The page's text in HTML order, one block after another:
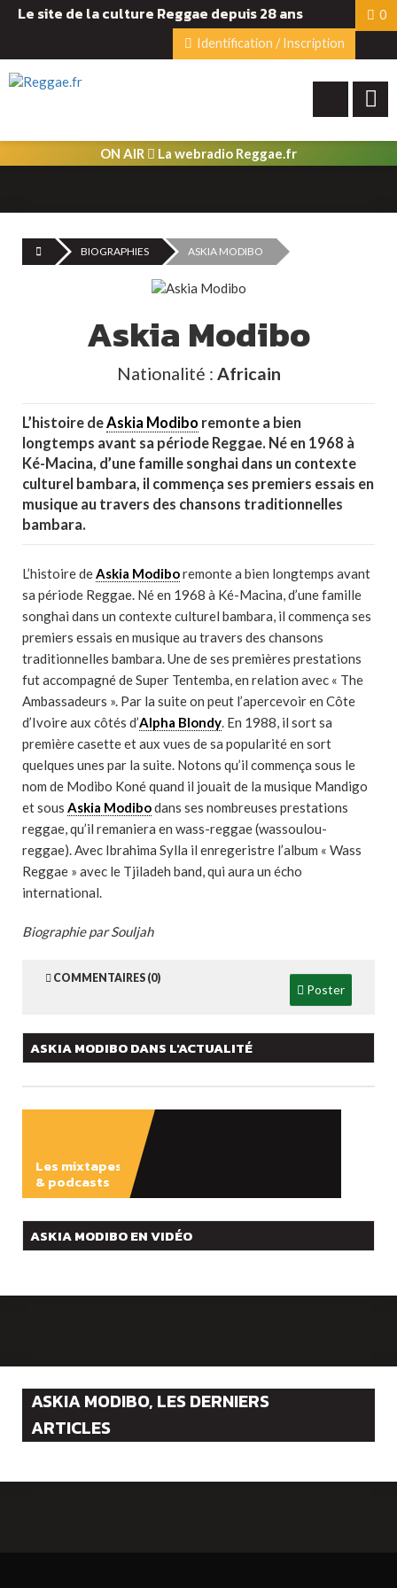
Le site de la culture Reggae depuis 28 ans
0
Identification / Inscription
ON AIR La webradio Reggae.fr
BIOGRAPHIES ASKIA MODIBO
Askia Modibo
Nationalité : Africain
L’histoire deAskia Modibo remonte a bien
longtemps avant sa période Reggae. Né en 1968 à
Ké-Macina, d’une famille songhai dans un contexte
culturel bambara, il commença ses premiers essais en
musique au travers des chansons traditionnelles
bambara.
L’histoire deAskia Modiboremonte a bien longtemps avant
sa période Reggae. Né en 1968 à Ké-Macina, d’une famille
songhai dans un contexte culturel bambara, il commença ses
premiers essais en musique au travers des chansons
traditionnelles bambara. Une de ses premières prestations
fut accompagné de Super Tentemba, en relation avec « The
Ambassadeurs ». Par la suite on peut l’apercevoir en Côte
d’Ivoire aux côtés d’Alpha Blondy. En 1988, il sort sa
première casette et aux vues de sa popularité en sort
quelques unes par la suite. Notons qu’il commença sous le
nom de Modibo Koné quand il jouait de la musique Mandigo
et sous Askia Modibodans ses nombreuses prestations
reggae, qu’il remaniera en wass-reggae (wassoulou-
reggae). Avec Ibrahima Sylla il enregeristre l’album « Wass
Reggae » avec le Tjiladeh band, qui aura un écho
international.
Biographie par Souljah
COMMENTAIRES (0)
Poster
ASKIA MODIBO DANS L'ACTUALITÉ
Les mixtapes
& podcasts
ASKIA MODIBO EN VIDÉO
ASKIA MODIBO, LES DERNIERS
ARTICLES